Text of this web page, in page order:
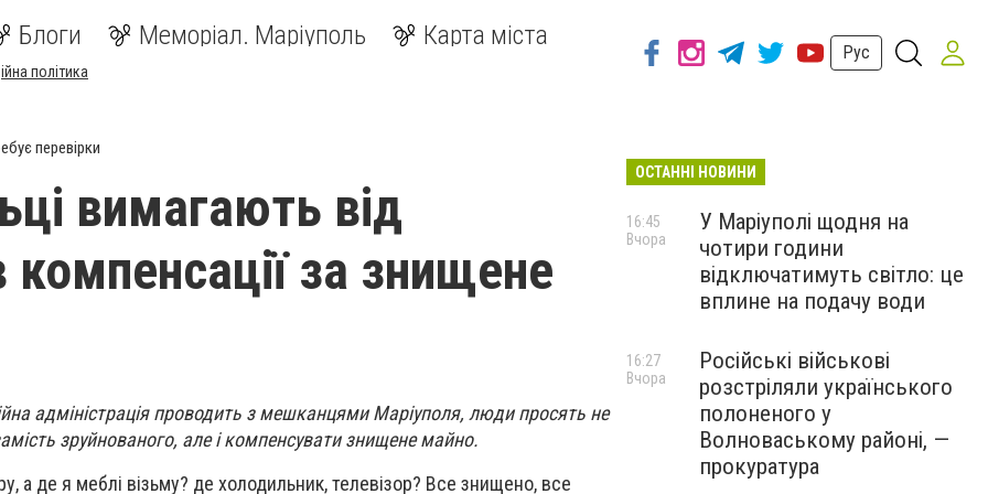
Блоги Меморіал. Маріуполь Карта міста
політика
Рус
перевірки
вимагають від
компенсації за знищене
адміністрація проводить з мешканцями Маріуполя, люди просять не
зруйнованого, але і компенсувати знищене майно.
а де я меблі візьму? де холодильник, телевізор? Все знищено, все
ОСТАННІ НОВИНИ
У Маріуполі щодня на
чотири години
відключатимуть світло: це
вплине на подачу води
16:45
Вчора
Російські військові
розстріляли українського
полоненого у
Волноваському районі, —
прокуратура
16:27
Вчора